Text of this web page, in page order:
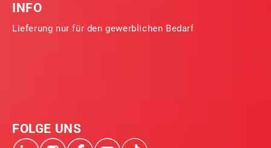
INFO
Lieferung nur für den gewerblichen Bedarf
FOLGE UNS